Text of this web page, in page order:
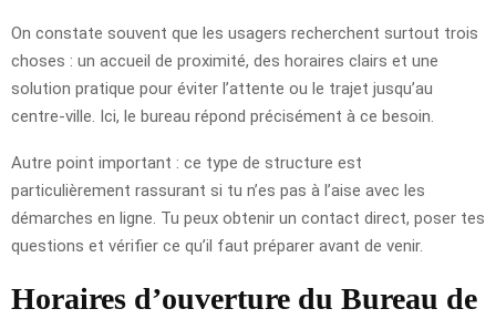
On constate souvent que les usagers recherchent surtout trois
choses : un accueil de proximité, des horaires clairs et une
solution pratique pour éviter l’attente ou le trajet jusqu’au
centre-ville. Ici, le bureau répond précisément à ce besoin.
Autre point important : ce type de structure est
particulièrement rassurant si tu n’es pas à l’aise avec les
démarches en ligne. Tu peux obtenir un contact direct, poser tes
questions et vérifier ce qu’il faut préparer avant de venir.
Horaires d’ouverture du Bureau de